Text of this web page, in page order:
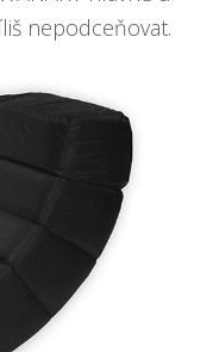
nepodceňovat.